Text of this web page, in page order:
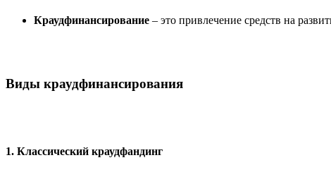
Краудфинансирование – это привлечение средств на
Виды краудфинансирования
1. Классический краудфандинг